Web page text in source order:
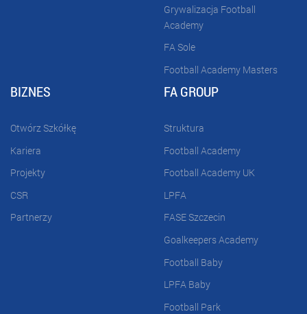
Grywalizacja Football
Academy
FA Sole
Football Academy Masters
BIZNES
Otwórz Szkółkę
Kariera
Projekty
CSR
Partnerzy
FA GROUP
Struktura
Football Academy
Football Academy UK
LPFA
FASE Szczecin
Goalkeepers Academy
Football Baby
LPFA Baby
Football Park